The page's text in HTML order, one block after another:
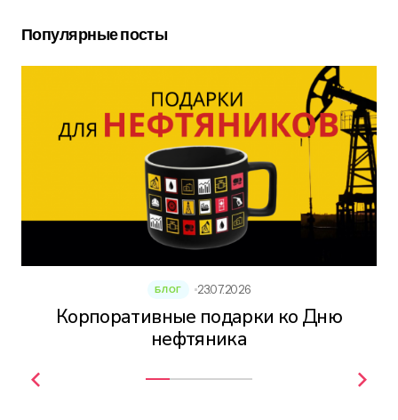
Популярные посты
Корпоративные подарки ко Дню
нефтяника
БЛОГ 23.07.2026